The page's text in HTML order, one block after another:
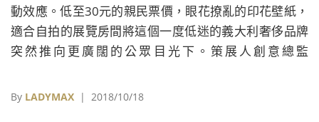
動效應。低至30元的親民票價，眼花撩亂的印花壁紙，
適合自拍的展覽房間將這個一度低迷的義大利奢侈品牌
突然推向更廣闊的公眾目光下。策展人創意總監
Grand在這場展覽中提出了「何為當代」的哲學問題，
By LADYMAX | 2018/10/18